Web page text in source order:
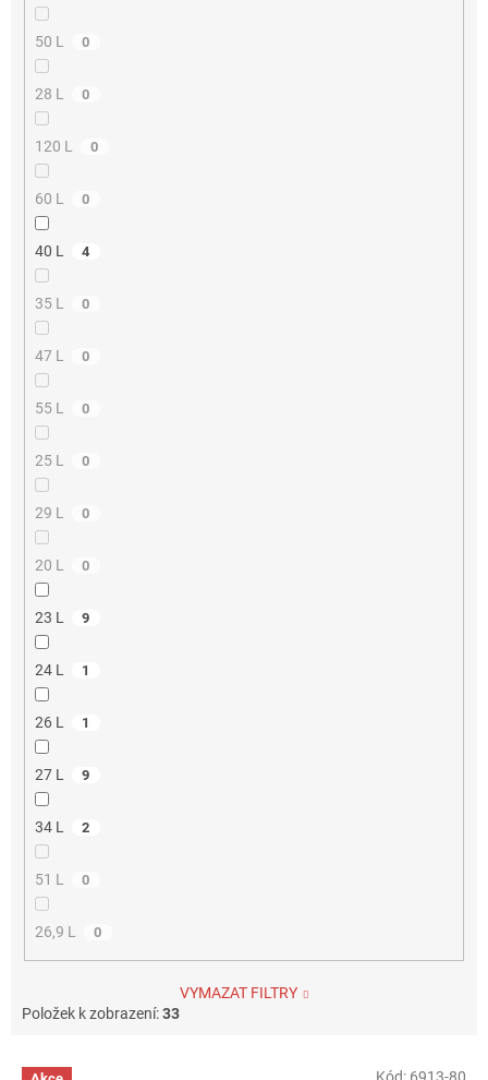
50 L 0
28 L 0
120 L 0
60 L 0
40 L 4
35 L 0
47 L 0
55 L 0
25 L 0
29 L 0
20 L 0
23 L 9
24 L 1
26 L 1
27 L 9
34 L 2
51 L 0
26,9 L 0
VYMAZAT FILTRY
Položek k zobrazení:33
V
Kód: 6913-80